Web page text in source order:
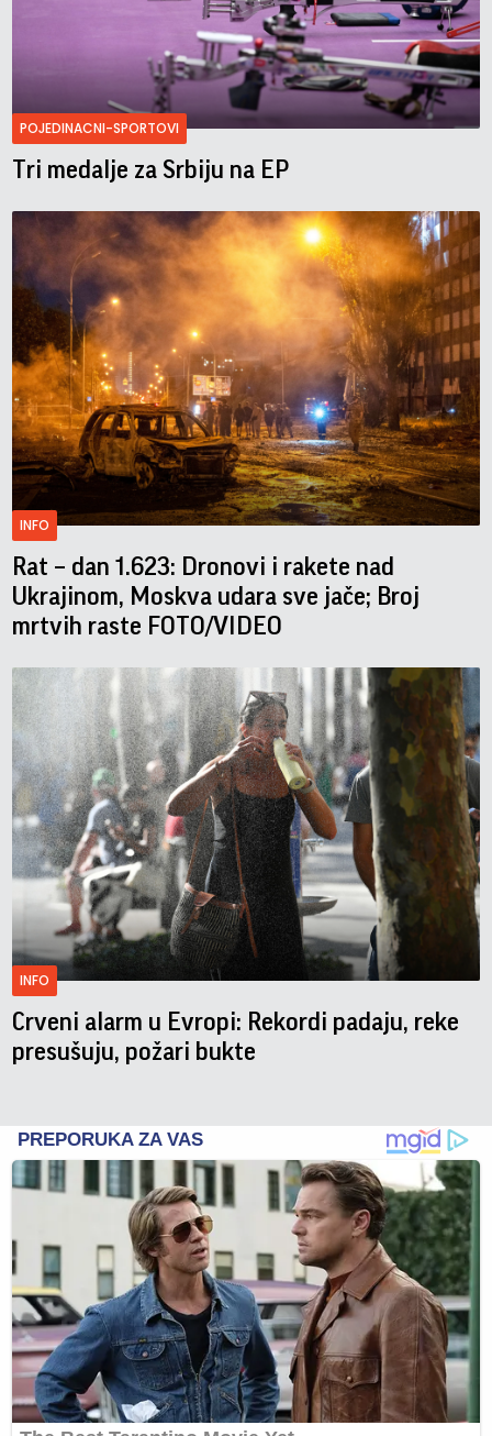
POJEDINACNI-SPORTOVI
Tri medalje za Srbiju na EP
INFO
Rat – dan 1.623: Dronovi i rakete nad
Ukrajinom, Moskva udara sve jače; Broj
mrtvih raste FOTO/VIDEO
INFO
Crveni alarm u Evropi: Rekordi padaju, reke
presušuju, požari bukte